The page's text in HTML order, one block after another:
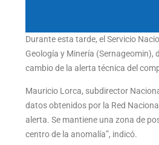
Durante esta tarde, el Servicio
Geología y Minería
cambio de la alerta técnica del
Mauricio Lorca, subdirector
datos obtenidos por la Red
alerta. Se mantiene una zona de
centro de la anomalía”, indicó.